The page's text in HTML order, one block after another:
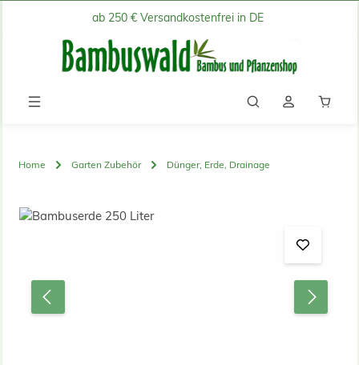
Zum Hauptinhalt springenab 250 € Versandkostenfrei in DE
Home Garten Zubehör Dünger, Erde, Drainage
Bildergalerie überspringen